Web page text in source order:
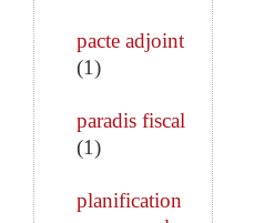
pacte adjoint
(1)
paradis fiscal
(1)
planification